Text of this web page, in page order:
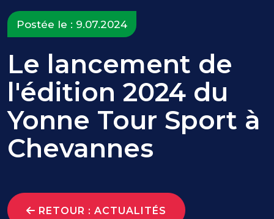
Postée le : 9.07.2024
Le lancement de
l'édition 2024 du
Yonne Tour Sport à
Chevannes
RETOUR : ACTUALITÉS